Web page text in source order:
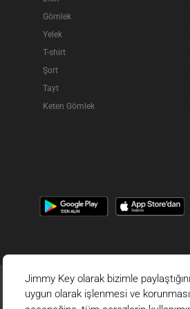
Gömlek
Yelek
T-shirt
Şort
Tayt
Keten Gömlek